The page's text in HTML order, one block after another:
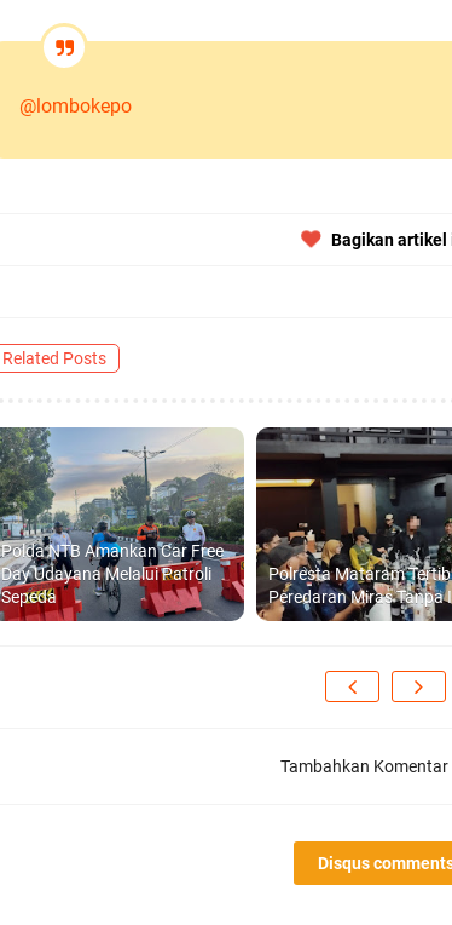
@lombokepo
Bagikan artikel
Related Posts
Polda NTB Amankan Car Free
Day Udayana Melalui Patroli
Sepeda
Polresta Mataram
Peredaran Miras Tanpa
Tambahkan Komentar
Disqus